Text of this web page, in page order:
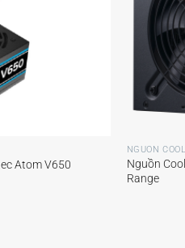
Atom V650
NGUỒN
Nguồn
Range